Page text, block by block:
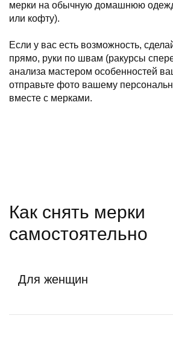
мерки на обычную домашнюю
или кофту).
Если у вас есть возможность,
прямо, руки по швам (ракурсы
анализа мастером особенностей
отправьте фото вашему
вместе с мерками.
Как снять мерки
самостоятельно
Для женщин